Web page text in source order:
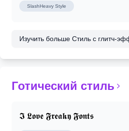
SlashHeavy Style
Изучить больше Стиль с глитч-
Готический стиль
𝕴 𝕷𝖔𝖛𝖊 𝕱𝖗𝖊𝖆𝖐𝖞 𝕱𝖔𝖓𝖙𝖘